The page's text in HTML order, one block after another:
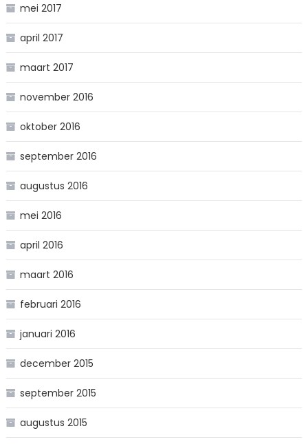
mei 2017
april 2017
maart 2017
november 2016
oktober 2016
september 2016
augustus 2016
mei 2016
april 2016
maart 2016
februari 2016
januari 2016
december 2015
september 2015
augustus 2015